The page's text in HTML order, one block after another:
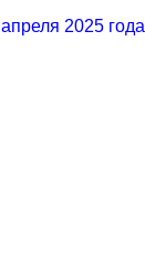
2025 года